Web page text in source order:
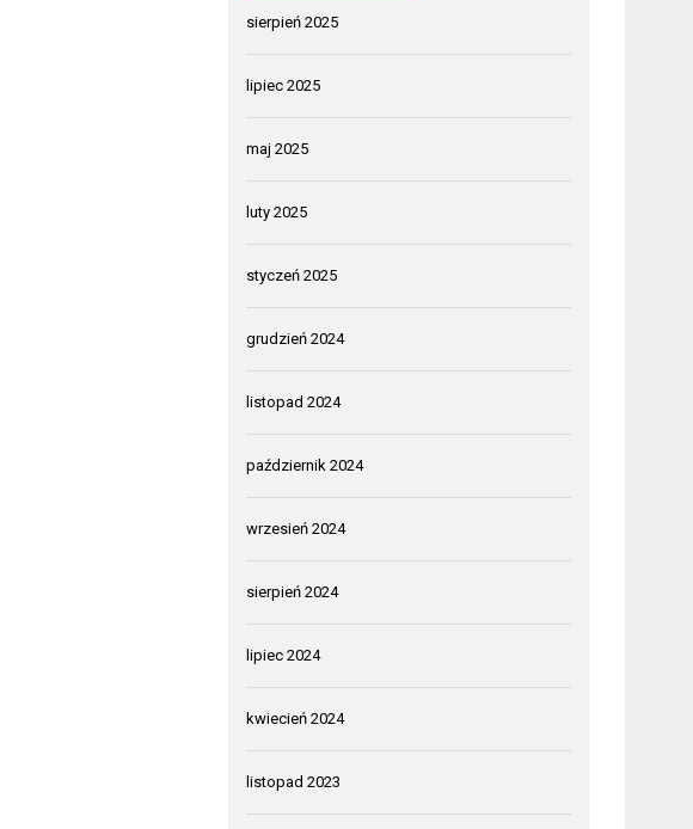
sierpień 2025
lipiec 2025
maj 2025
luty 2025
styczeń 2025
grudzień 2024
listopad 2024
październik 2024
wrzesień 2024
sierpień 2024
lipiec 2024
kwiecień 2024
listopad 2023